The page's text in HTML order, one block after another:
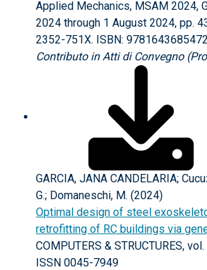
Applied Mechanics, MSAM 2024,
2024 through 1 August 2024, pp.
2352-751X. ISBN: 9781643685472
Contributo in Atti di Convegno
GARCIA, JANA CANDELARIA;
G.; Domaneschi, M. (2024)
Optimal design of steel
retrofitting of RC buildings via
COMPUTERS & STRUCTURES,
ISSN 0045-7949